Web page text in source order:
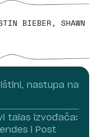
BIEBER, SHAWN
nastupa na
talas izvođača:
i Post